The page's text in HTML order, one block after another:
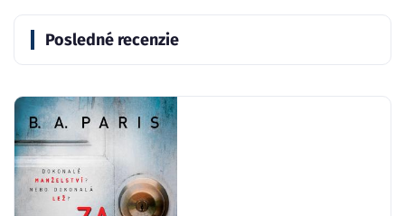
Posledné recenzie